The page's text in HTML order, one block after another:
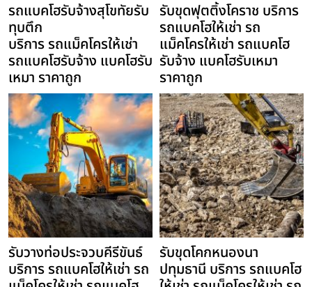
รถแบคโฮรับจ้างสุโขทัยรับ
ทุบตึก
บริการ รถแม็คโครให้เช่า
รถแบคโฮรับจ้าง แบคโฮรับ
เหมา ราคาถูก
รับขุดฟุตติ้งโคราช บริการ
รถแบคโฮให้เช่า รถ
แม็คโครให้เช่า รถแบคโฮ
รับจ้าง แบคโฮรับเหมา
ราคาถูก
รับวางท่อประจวบคีรีขันธ์
บริการ รถแบคโฮให้เช่า รถ
รับขุดโคกหนองนา
ปทุมธานี บริการ รถแบคโฮ